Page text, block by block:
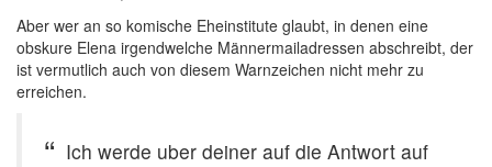
Aber wer an so komische Eheinstitute glaubt, in denen eine
obskure Elena irgendwelche Männermailadressen abschreibt, der
ist vermutlich auch von diesem Warnzeichen nicht mehr zu
erreichen.
Ich werde uber deiner auf die Antwort auf